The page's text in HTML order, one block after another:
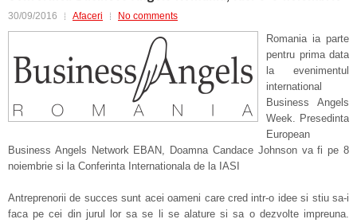
30/09/2016 Afaceri No comments
Romania ia parte
pentru prima data
la evenimentul
international
Business Angels
Week. Presedinta
European
Business Angels Network EBAN, Doamna Candace Johnson va fi pe 8
noiembrie si la Conferinta Internationala de la IASI
Antreprenorii de succes sunt acei oameni care cred intr-o idee si stiu sa-i
faca pe cei din jurul lor sa se li se alature si sa o dezvolte impreuna.